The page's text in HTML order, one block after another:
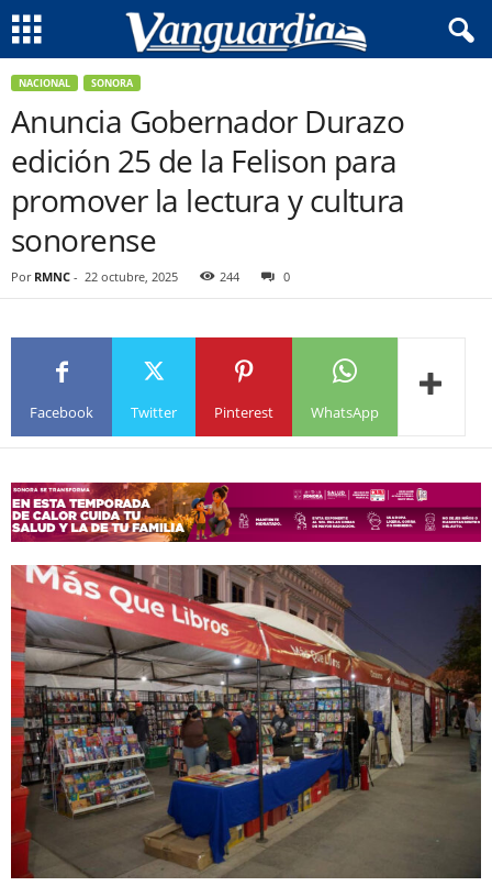
NACIONAL SONORA
Anuncia Gobernador Durazo
edición 25 de la Felison para
promover la lectura y cultura
sonorense
Por RMNC - 22 octubre, 2025 244 0
Facebook Twitter Pinterest WhatsApp